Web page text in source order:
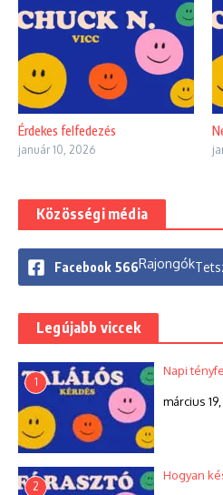
Érdekes felfedezés
január 10, 2026
Közösségi média
Facebook 566Rajongók
Legújabb viccek
1
Napi
március
2
Hogyan